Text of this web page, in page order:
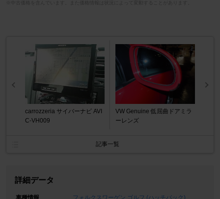
carrozzeria サイバーナビ AVI
C-VH009
VW Genuine 低屈曲ドアミラ
ーレンズ
記事一覧
詳細データ